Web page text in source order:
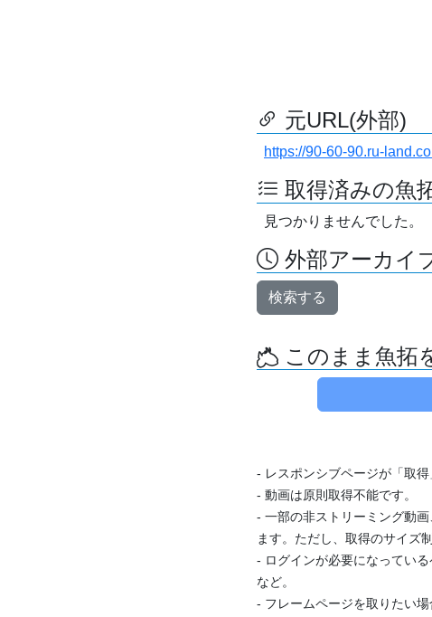
元URL(外部)
https://90-60-90.ru-
取得済みの魚
見つかりませんでした。
外部アーカイ
検索する
このまま魚拓
- レスポンシブページが「取
- 動画は原則取得不能です。
- 一部の非ストリーミング動
ます。ただし、取得のサイズ
- ログインが必要になってい
など。
- フレームページを取りたい